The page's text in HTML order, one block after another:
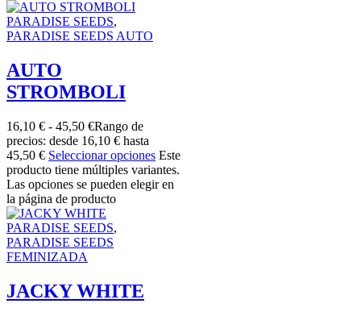
PARADISE SEEDS,
PARADISE SEEDS AUTO
AUTO
STROMBOLI
16,10 € - 45,50 €Rango de
precios: desde 16,10 € hasta
45,50 € Seleccionar opciones Este
producto tiene múltiples variantes.
Las opciones se pueden elegir en
la página de producto
PARADISE SEEDS,
PARADISE SEEDS
FEMINIZADA
JACKY WHITE